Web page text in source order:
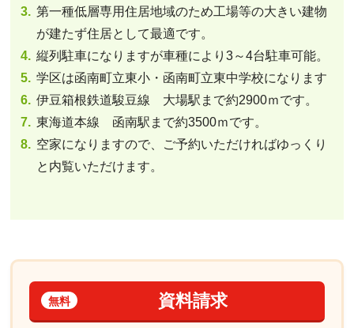
第一種低層専用住居地域のため工場等の大きい建物
が建たず住居として最適です。
縦列駐車になりますが車種により3～4台駐車可能。
学区は函南町立東小・函南町立東中学校になります
伊豆箱根鉄道駿豆線 大場駅まで約2900ｍです。
東海道本線 函南駅まで約3500ｍです。
空家になりますので、ご予約いただければゆっくり
と内覧いただけます。
資料請求
無料